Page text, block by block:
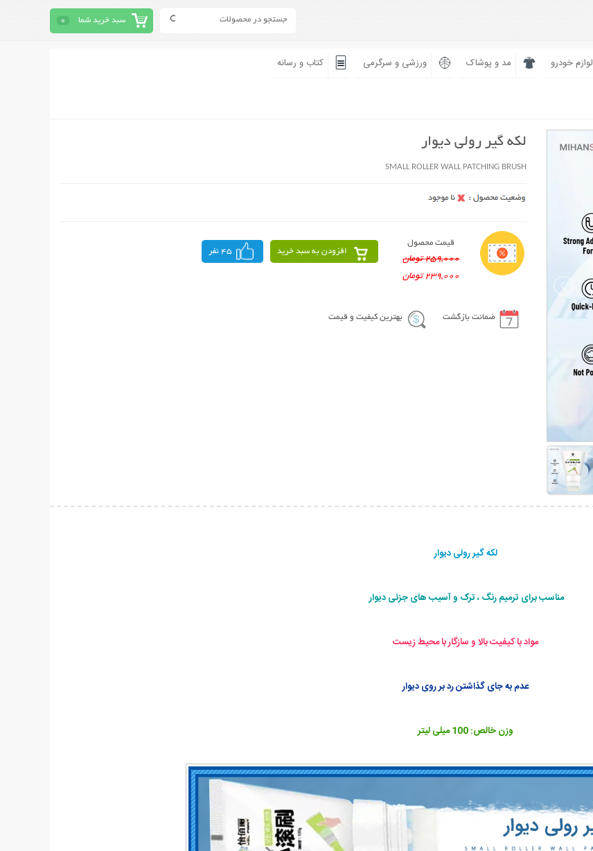
سبد خرید شما 0
لوازم خودرو مد و پوشاک ورزشی و سرگرمی کتاب و رسانه
لکه گیر رولی دیوار
SMALL ROLLER WALL PATCHING BRUSH
قیمت محصول
259,000 تومان
239,000 تومان
افزودن به سبد خرید 45 نفر
ضمانت بازگشت بهترین کیفیت و قیمت
لکه گیر رولی دیوار
مناسب برای ترمیم رنگ ، ترک و آسیب های جزئی دیوار
مواد با کیفیت بالا و سازگار با محیط زیست
عدم به جای گذاشتن رد بر روی دیوار
وزن خالص: 100 میلی لیتر